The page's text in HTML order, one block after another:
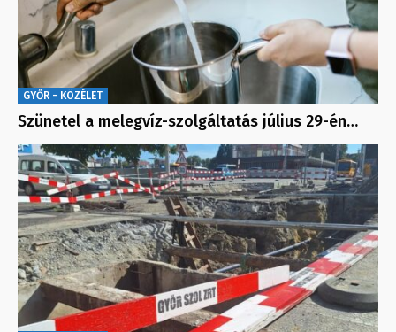
GYŐR - KÖZÉLET
Szünetel a melegvíz-szolgáltatás július 29-én…